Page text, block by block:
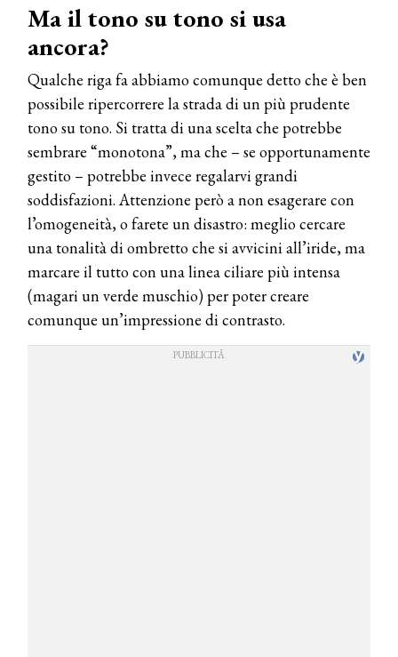
Ma il tono su tono si usa
ancora?
Qualche riga fa abbiamo comunque detto che è ben
possibile ripercorrere la strada di un più prudente
tono su tono. Si tratta di una scelta che potrebbe
sembrare “monotona”, ma che – se opportunamente
gestito – potrebbe invece regalarvi grandi
soddisfazioni. Attenzione però a non esagerare con
l’omogeneità, o farete un disastro: meglio cercare
una tonalità di ombretto che si avvicini all’iride, ma
marcare il tutto con una linea ciliare più intensa
(magari un verde muschio) per poter creare
comunque un’impressione di contrasto.